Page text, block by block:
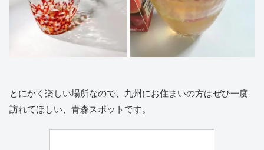
とにかく楽しい場所なので、九州にお住まいの方はぜひ一度
訪れてほしい、青森スポットです。